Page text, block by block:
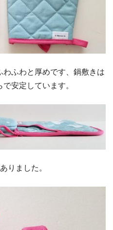
ふわと厚めです、鍋敷きは
安定しています。
りました。